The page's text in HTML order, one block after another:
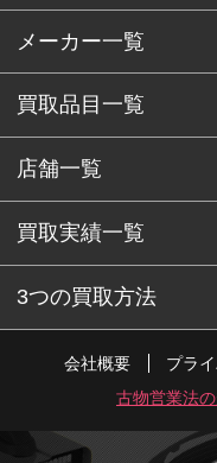
メーカー一覧
買取品目一覧
店舗一覧
買取実績一覧
3つの買取方法
会社概要 プラ
古物営業法